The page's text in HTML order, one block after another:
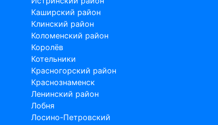
Каширский район
Клинский район
Коломенский район
Королёв
Котельники
Красногорский район
Краснознаменск
Ленинский район
Лобня
Лосино-Петровский